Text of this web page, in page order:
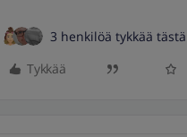
3 henkilöä tykkää tästä
Tykkää